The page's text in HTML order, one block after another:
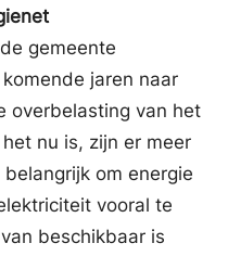
gemeente
jaren naar
overbelasting van het
nu is, zijn er meer
om energie
vooral te
beschikbaar is